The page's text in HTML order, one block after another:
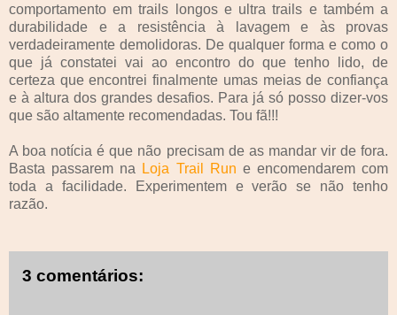
comportamento em trails longos e ultra trails e também a
durabilidade e a resistência à lavagem e às provas
verdadeiramente demolidoras. De qualquer forma e como o
que já constatei vai ao encontro do que tenho lido, de
certeza que encontrei finalmente umas meias de confiança
e à altura dos grandes desafios. Para já só posso dizer-vos
que são altamente recomendadas. Tou fã!!!
A boa notícia é que não precisam de as mandar vir de fora.
Basta passarem na
Loja Trail Run e encomendarem com
toda a facilidade. Experimentem e verão se não tenho
razão.
3 comentários: